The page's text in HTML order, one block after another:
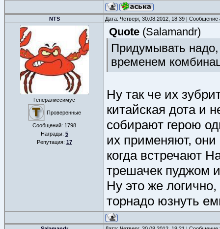
NTS Дата: Четверг, 30.08.2012, 18:39 |
Генералиссимус
Проверенные
Сообщений: 1798
Награды: 5
Репутация: 17
Quote (Salamandr)
Придумывать
временем
Ну так че их
китайская дота и
собирают герою
их применяют, они
когда встречают
трешачек пуджом
Ну это же логично,
торнадо юзнуть